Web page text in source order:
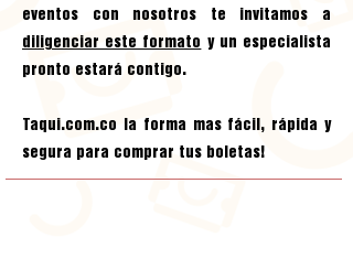
eventos con nosotros te invitamos a
diligenciar este formato y un especialista
pronto estará contigo.
Taqui.com.co la forma mas fácil, rápida y
segura para comprar tus boletas!